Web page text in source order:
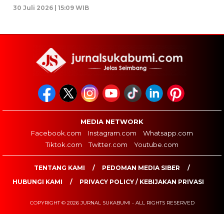
30 Juli 2026 | 15:09 WIB
MEDIA NETWORK
Facebook.com
Instagram.com
Whatsapp.com
Tiktok.com
Twitter.com Youtube.com
TENTANG KAMI
PEDOMAN MEDIA SIBER
HUBUNGI KAMI
PRIVACY POLICY / KEBIJAKAN PRIVASI
COPYRIGHT © 2026 JURNAL SUKABUMI - ALL RIGHTS RESERVED